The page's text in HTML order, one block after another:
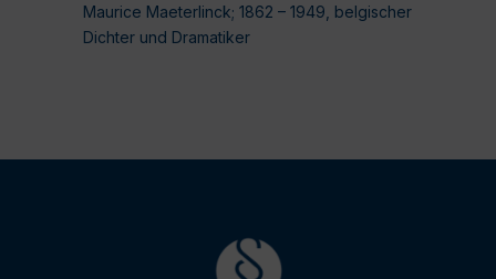
Maurice Maeterlinck; 1862 – 1949, belgischer
Dichter und Dramatiker